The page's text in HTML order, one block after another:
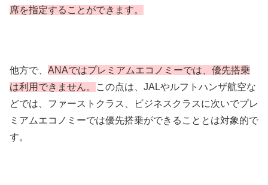
席を指定することができます。
他方で、 ANAではプレミアムエコノミーでは、優先搭乗
は利用できません。
この点は、JALやルフトハンザ航空な
どでは、ファーストクラス、ビジネスクラスに次いでプレ
ミアムエコノミーでは優先搭乗ができることとは対象的で
す。